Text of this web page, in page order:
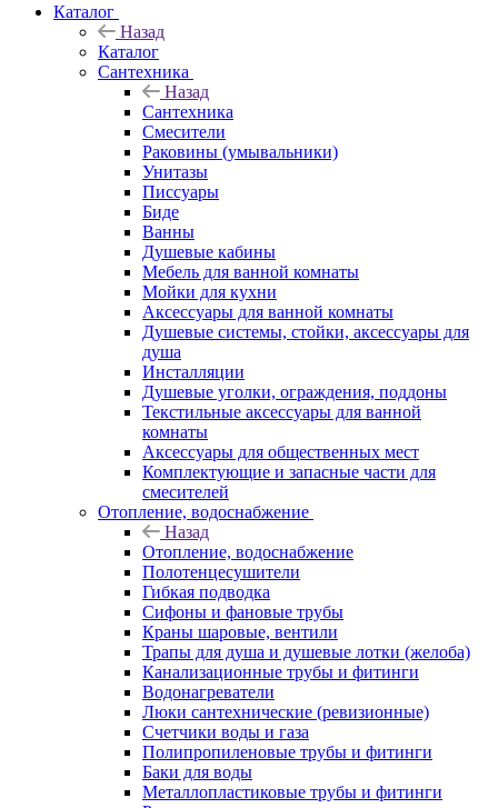
Каталог
Назад
Каталог
Сантехника
Назад
Сантехника
Смесители
Раковины (умывальники)
Унитазы
Писсуары
Биде
Ванны
Душевые кабины
Мебель для ванной комнаты
Мойки для кухни
Аксессуары для ванной комнаты
Душевые системы, стойки, аксессуары для
душа
Инсталляции
Душевые уголки, ограждения, поддоны
Текстильные аксессуары для ванной
комнаты
Аксессуары для общественных мест
Комплектующие и запасные части для
смесителей
Отопление, водоснабжение
Назад
Отопление, водоснабжение
Полотенцесушители
Гибкая подводка
Сифоны и фановые трубы
Краны шаровые, вентили
Трапы для душа и душевые лотки (желоба)
Канализационные трубы и фитинги
Водонагреватели
Люки сантехнические (ревизионные)
Счетчики воды и газа
Полипропиленовые трубы и фитинги
Баки для воды
Металлопластиковые трубы и фитинги